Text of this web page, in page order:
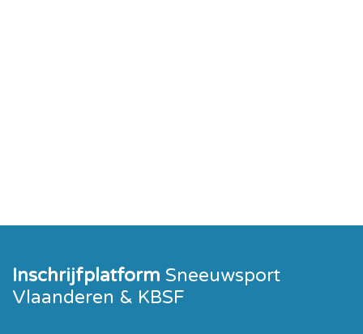
Inschrijfplatform Sneeuwsport
Vlaanderen & KBSF